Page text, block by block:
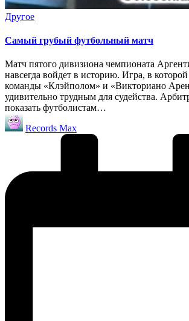
Опубликовано
Другое
Самый грубый футбольный матч
Матч пятого дивизиона чемпионата
навсегда войдет в историю. Игра, в которой
команды «Клэйполом» и «Викториано
удивительно трудным для судейства.
показать футболистам…
Запись
от
Records Max